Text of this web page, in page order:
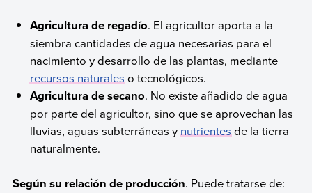
Agricultura de regadío. El agricultor aporta a la
siembra cantidades de agua necesarias para el
nacimiento y desarrollo de las plantas, mediante
recursos naturaleso tecnológicos.
Agricultura de secano. No existe añadido de agua
por parte del agricultor, sino que se aprovechan las
lluvias, aguas subterráneas ynutrientesde la tierra
naturalmente.
Según su relación de producción. Puede tratarse de: